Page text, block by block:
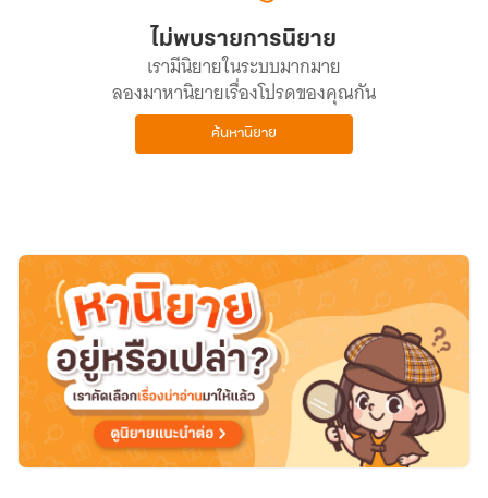
ไม่พบรายการนิยาย
เรามีนิยายในระบบมากมาย
ลองมาหานิยายเรื่องโปรดของคุณกัน
ค้นหานิยาย